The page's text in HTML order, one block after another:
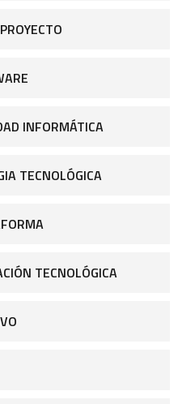
INFORMÁTICA
TECNOLÓGICA
TECNOLÓGICA